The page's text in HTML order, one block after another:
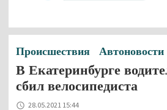
Происшествия Автоновости
В Екатеринбурге
сбил велосипедиста
28.05.2021 15:44